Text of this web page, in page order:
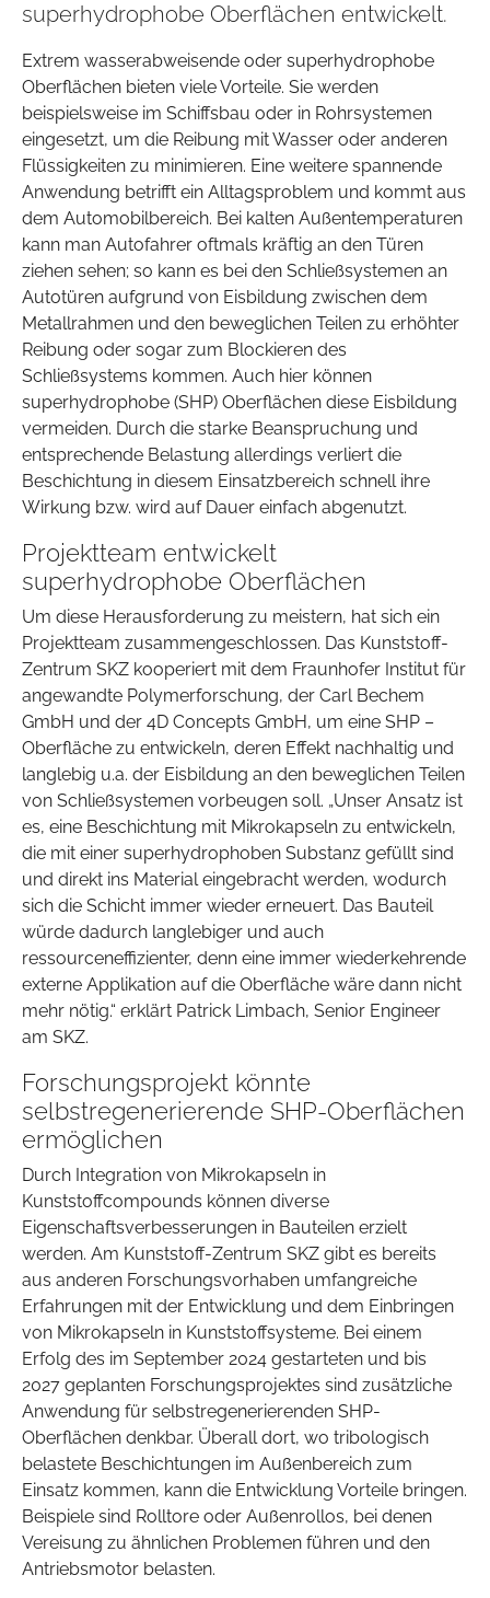
superhydrophobe Oberflächen entwickelt.
Extrem wasserabweisende oder superhydrophobe
Oberflächen bieten viele Vorteile. Sie werden
beispielsweise im Schiffsbau oder in Rohrsystemen
eingesetzt, um die Reibung mit Wasser oder anderen
Flüssigkeiten zu minimieren. Eine weitere spannende
Anwendung betrifft ein Alltagsproblem und kommt aus
dem Automobilbereich. Bei kalten Außentemperaturen
kann man Autofahrer oftmals kräftig an den Türen
ziehen sehen; so kann es bei den Schließsystemen an
Autotüren aufgrund von Eisbildung zwischen dem
Metallrahmen und den beweglichen Teilen zu erhöhter
Reibung oder sogar zum Blockieren des
Schließsystems kommen. Auch hier können
superhydrophobe (SHP) Oberflächen diese Eisbildung
vermeiden. Durch die starke Beanspruchung und
entsprechende Belastung allerdings verliert die
Beschichtung in diesem Einsatzbereich schnell ihre
Wirkung bzw. wird auf Dauer einfach abgenutzt.
Projektteam entwickelt
superhydrophobe Oberflächen
Um diese Herausforderung zu meistern, hat sich ein
Projektteam zusammengeschlossen. Das Kunststoff-
Zentrum SKZ kooperiert mit dem Fraunhofer Institut für
angewandte Polymerforschung, der Carl Bechem
GmbH und der 4D Concepts GmbH, um eine SHP –
Oberfläche zu entwickeln, deren Effekt nachhaltig und
langlebig u.a. der Eisbildung an den beweglichen Teilen
von Schließsystemen vorbeugen soll. „Unser Ansatz ist
es, eine Beschichtung mit Mikrokapseln zu entwickeln,
die mit einer superhydrophoben Substanz gefüllt sind
und direkt ins Material eingebracht werden, wodurch
sich die Schicht immer wieder erneuert. Das Bauteil
würde dadurch langlebiger und auch
ressourceneffizienter, denn eine immer wiederkehrende
externe Applikation auf die Oberfläche wäre dann nicht
mehr nötig.“ erklärt Patrick Limbach, Senior Engineer
am SKZ.
Forschungsprojekt könnte
selbstregenerierende SHP-Oberflächen
ermöglichen
Durch Integration von Mikrokapseln in
Kunststoffcompounds können diverse
Eigenschaftsverbesserungen in Bauteilen erzielt
werden. Am Kunststoff-Zentrum SKZ gibt es bereits
aus anderen Forschungsvorhaben umfangreiche
Erfahrungen mit der Entwicklung und dem Einbringen
von Mikrokapseln in Kunststoffsysteme. Bei einem
Erfolg des im September 2024 gestarteten und bis
2027 geplanten Forschungsprojektes sind zusätzliche
Anwendung für selbstregenerierenden SHP-
Oberflächen denkbar. Überall dort, wo tribologisch
belastete Beschichtungen im Außenbereich zum
Einsatz kommen, kann die Entwicklung Vorteile bringen.
Beispiele sind Rolltore oder Außenrollos, bei denen
Vereisung zu ähnlichen Problemen führen und den
Antriebsmotor belasten.